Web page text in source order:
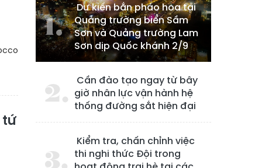
tứ
Dự kiến bắn pháo hoa tại
Quảng trường biển Sầm
Sơn và Quảng trường Lam
Sơn dịp Quốc khánh 2/9
Cần đào tạo ngay từ bây
giờ nhân lực vận hành hệ
thống đường sắt hiện đại
Kiểm tra, chấn chỉnh việc
thi nghi thức Đội trong